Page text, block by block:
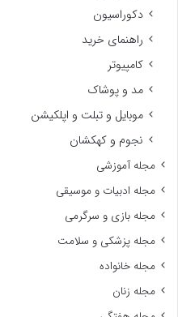
دکوراسیون
راهنمای خرید
کامپیوتر
مد و پوشاک
موبایل و تبلت و اپلکیشن
نجوم و کهکشان
مجله آموزشی
مجله ادبیات و موسیقی
مجله بازی و سرگرمی
مجله پزشکی و سلامت
مجله خانواده
مجله زنان